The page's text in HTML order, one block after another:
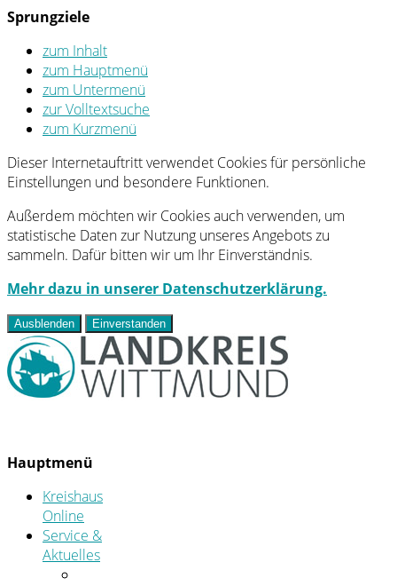
Sprungziele
zum Inhalt
zum Hauptmenü
zum Untermenü
zur Volltextsuche
zum Kurzmenü
Dieser Internetauftritt verwendet Cookies für persönliche
Einstellungen und besondere Funktionen.
Außerdem möchten wir Cookies auch verwenden, um
statistische Daten zur Nutzung unseres Angebots zu
sammeln. Dafür bitten wir um Ihr Einverständnis.
Mehr dazu in unserer Datenschutzerklärung.
Ausblenden Einverstanden
Hauptmenü
Kreishaus
Online
Service &
Aktuelles